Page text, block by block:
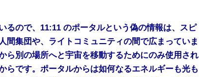
るので、11:11 のポータルという偽の情報は、スピ
間集団や、ライトコミュニティの間で広まっていま
ら別の場所へと宇宙を移動するためにのみ使用され
らです。ポータルからは如何なるエネルギーも光も